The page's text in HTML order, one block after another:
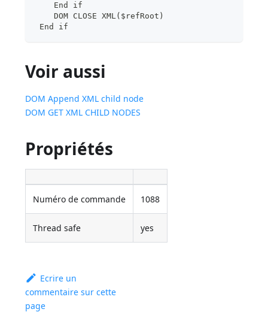
End if
DOM CLOSE XML($refRoot)
End if
Voir aussi
DOM Append XML child node
DOM GET XML CHILD NODES
Propriétés
Numéro de commande 1088
Thread safe yes
Ecrire un
commentaire sur cette
page